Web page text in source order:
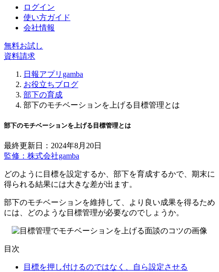
ログイン
使い方ガイド
会社情報
無料お試し
資料請求
日報アプリgamba
お役立ちブログ
部下の育成
部下のモチベーションを上げる目標管理とは
部下のモチベーションを上げる目標管理とは
最終更新日：2024年8月20日
監修：株式会社gamba
どのように目標を設定するか、部下を育成するかで、期末に
得られる結果には大きな差が出ます。
部下のモチベーションを維持して、より良い成果を得るため
には、どのような目標管理が必要なのでしょうか。
目次
目標を押し付けるのではなく、自ら設定させる